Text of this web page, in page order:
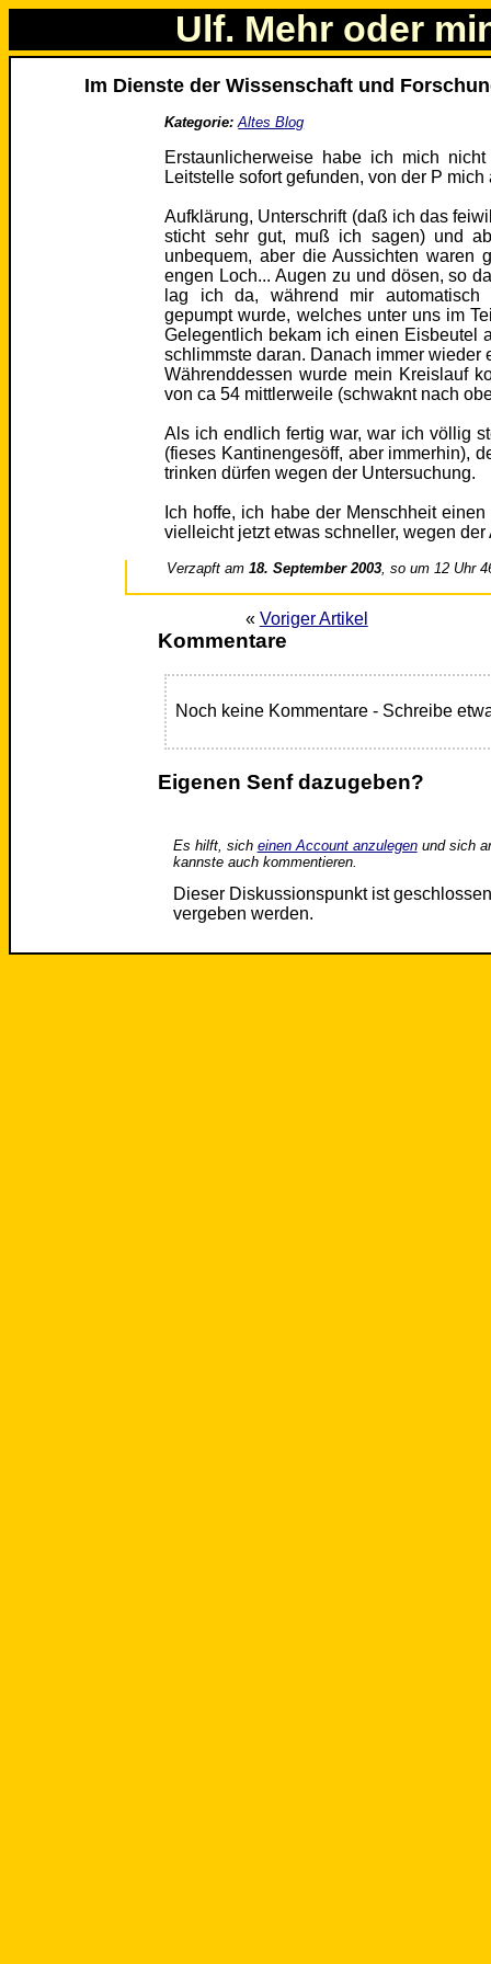
Ulf. Mehr oder
Im Dienste der Wissenschaft und
Kategorie: Altes Blog
Erstaunlicherweise habe ich mich
Leitstelle sofort gefunden, von der P mich
Aufklärung, Unterschrift (daß ich das
sticht sehr gut, muß ich sagen) und
unbequem, aber die Aussichten waren
engen Loch... Augen zu und dösen, so
lag ich da, während mir
gepumpt wurde, welches unter uns im
Gelegentlich bekam ich einen Eisbeutel
schlimmste daran. Danach immer wieder
Währenddessen wurde mein Kreislauf
von ca 54 mittlerweile (schwaknt nach
Als ich endlich fertig war, war ich völlig
(fieses Kantinengesöff, aber immerhin),
trinken dürfen wegen der Untersuchung.
Ich hoffe, ich habe der Menschheit
vielleicht jetzt etwas schneller, wegen der
Verzapft am18. September 2003, so um 12 Uhr
« Voriger Artikel
Kommentare
Noch keine Kommentare - Schreibe
Eigenen Senf dazugeben?
Es hilft, sich einen Account anzulegenund sich
kannste auch kommentieren.
Dieser Diskussionspunkt ist
vergeben werden.